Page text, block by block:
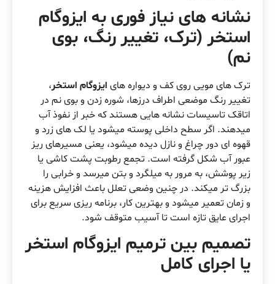
نشانه های نیاز فوری به ایزوگام
استخر (ترک، تغییر رنگ، بوی
نم)
ترک های مویی روی کف و دیواره های ایزوگام استخر،
تغییر رنگ موضعی اطراف درزها، شوره زدن و بوی نم در
اتاقک تاسیسات نشانه هایی هستند که خبر از نفوذ آب
میدهند. اگر سطح داخلی پوسته میشود یا لک های زرد و
قهوه ای دور چراغ و نازل دیده میشود، یعنی مسیرهای ریز
عبور آب شکل گرفته است. تجمع رطوبت پشت کاشی یا
زیر پوشش، به مرور به میلگرد و بتن میرسد و خرابی را
بزرگ تر میکند. در چنین وضعی تعلل باعث افزایش هزینه
و زمان تعمیر میشود و بهترین کار، برنامه ریزی سریع برای
اجرای عایق تازه است تا آسیب متوقف شود.
تصمیم بین ترمیم ایزوگام استخر
یا اجرای کامل